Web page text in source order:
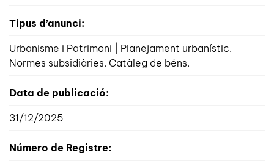
Tipus d’anunci:
Urbanisme i Patrimoni | Planejament urbanístic.
Normes subsidiàries. Catàleg de béns.
Data de publicació:
31/12/2025
Número de Registre: